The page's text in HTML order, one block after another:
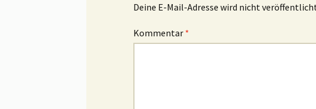
Deine E-Mail-Adresse wird nicht
Kommentar *